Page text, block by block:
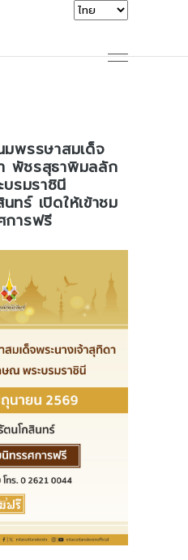
มพรรษาสมเด็จ
พัชรสุธาพิมลลัก
รมราชินี
ทร์ เปิดให้เข้าชม
การฟรี